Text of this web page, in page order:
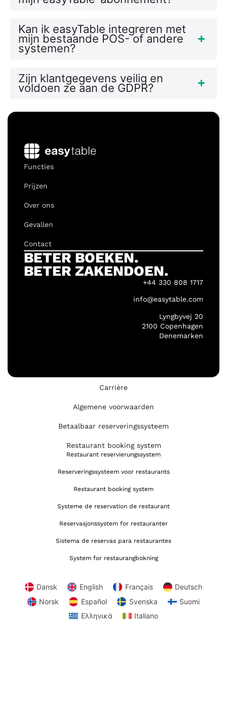
Kan ik easyTable integreren met
mijn bestaande POS- of andere
systemen?
Zijn klantgegevens veilig en
voldoen ze aan de GDPR?
Functies
Prijzen
Over ons
Gevallen
Contact
BETER BOEKEN.
BETER ZAKENDOEN.
+44 330 808 1717
info@easytable.com
Lyngbyvej 20
2100 Copenhagen
Denemarken
Carrière
Algemene voorwaarden
Betaalbaar reserveringssysteem
Restaurant booking system
Restaurant reservierungssystem
Reserveringssysteem voor restaurants
Restaurant booking system
Systeme de reservation de restaurant
Reservasjonssystem for restauranter
Sistema de reservas para restaurantes
System for restaurangbokning
Dansk English Français
Deutsch
Norsk
Español Svenska
Suomi
Ελληνικά
Italiano